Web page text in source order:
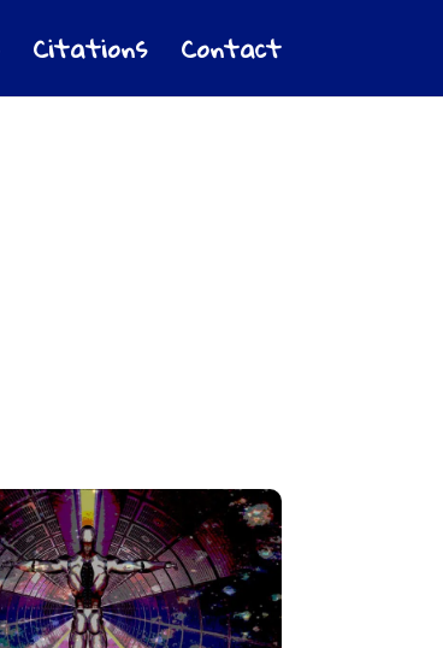
Citations Contact